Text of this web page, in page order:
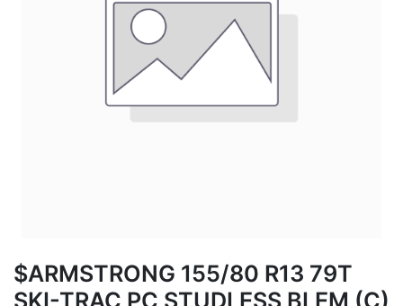
$ARMSTRONG 155/80 R13 79T
SKI-TRAC PC STUDLESS BLEM (C)